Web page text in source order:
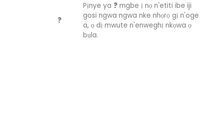
?
Pịnye ya ? mgbe ị nọ n'etiti ibe iji
gosi ngwa ngwa nke nhọrọ gị n'oge
a, ọ dị mwute n'enweghị nkọwa ọ
bụla.